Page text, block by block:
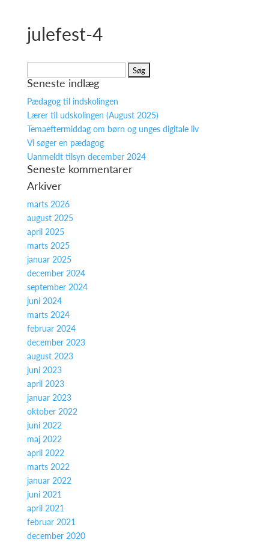
julefest-4
efter:
Seneste indlæg
Pædagog til indskolingen
Lærer til udskolingen (August 2025)
Temaeftermiddag om børn og unges digitale liv
Vi søger en pædagog
Uanmeldt tilsyn december 2024
Seneste kommentarer
Arkiver
marts 2026
august 2025
april 2025
marts 2025
januar 2025
december 2024
september 2024
juni 2024
marts 2024
februar 2024
december 2023
august 2023
juni 2023
april 2023
januar 2023
oktober 2022
juni 2022
maj 2022
april 2022
marts 2022
januar 2022
juni 2021
april 2021
februar 2021
december 2020